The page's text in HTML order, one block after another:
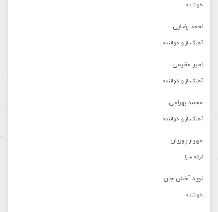
خواننده
احمد رضایی
آهنگساز و خواننده
امیر مقیمی
آهنگساز و خواننده
محمد بهرامی
آهنگساز و خواننده
مهیار پوریان
ترانه سرا
نوید آخش جان
خواننده